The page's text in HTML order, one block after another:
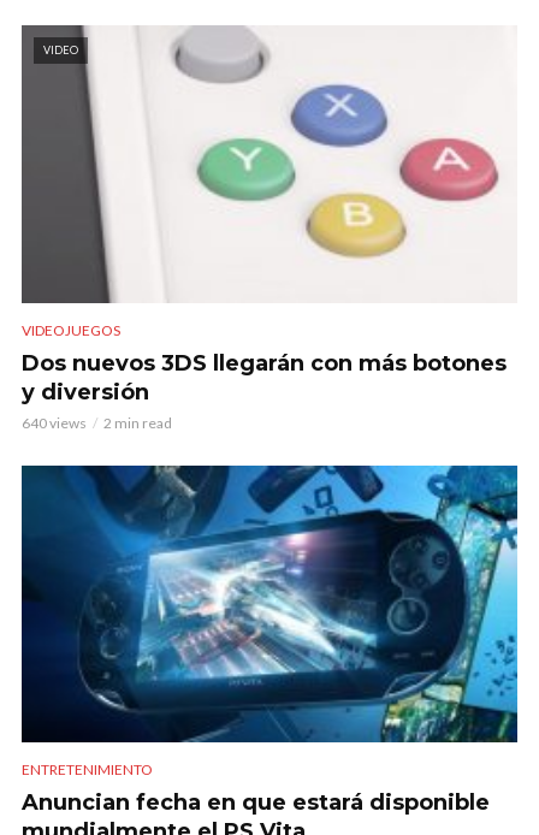
VIDEO
VIDEOJUEGOS
Dos nuevos 3DS llegarán con más botones
y diversión
640 views 2 min read
ENTRETENIMIENTO
Anuncian fecha en que estará disponible